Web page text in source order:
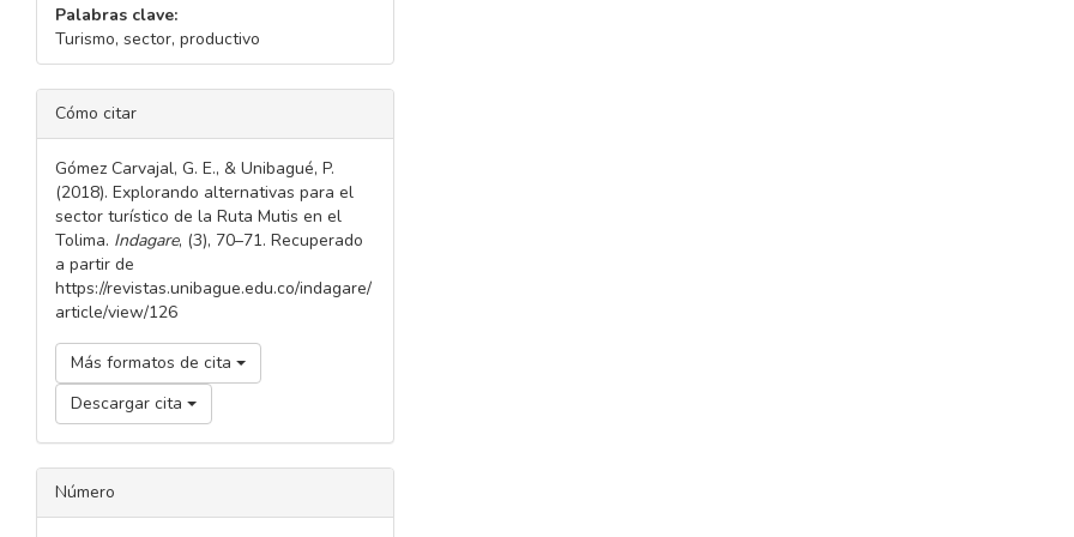
Palabras clave:
Turismo, sector, productivo
DETALLES
DEL
ARTÍCULO
Cómo citar
Gómez Carvajal, G. E., & Unibagué, P.
(2018). Explorando alternativas para el
sector turístico de la Ruta Mutis en el
Tolima. Indagare, (3), 70–71. Recuperado
a partir de
https://revistas.unibague.edu.co/indagare/
article/view/126
Más formatos de cita
Descargar cita
Número